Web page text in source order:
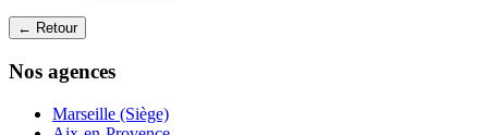
← Retour
Nos agences
Marseille (Siège)